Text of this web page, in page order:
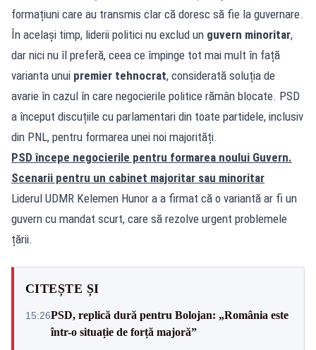
formațiuni care au transmis clar că doresc să fie la guvernare.
În același timp, liderii politici nu exclud un guvern minoritar,
dar nici nu îl preferă, ceea ce împinge tot mai mult în față
varianta unui premier tehnocrat, considerată soluția de
avarie în cazul în care negocierile politice rămân blocate. PSD
a început discuțiile cu parlamentari din toate partidele, inclusiv
din PNL, pentru formarea unei noi majorități.
PSD începe negocierile pentru formarea noului Guvern.
Scenarii pentru un cabinet majoritar sau minoritar
Liderul UDMR Kelemen Hunor a a firmat că o variantă ar fi un
guvern cu mandat scurt, care să rezolve urgent problemele
țării.
CITEȘTE ȘI
15:26PSD, replică dură pentru Bolojan: „România este
într-o situație de forță majoră”